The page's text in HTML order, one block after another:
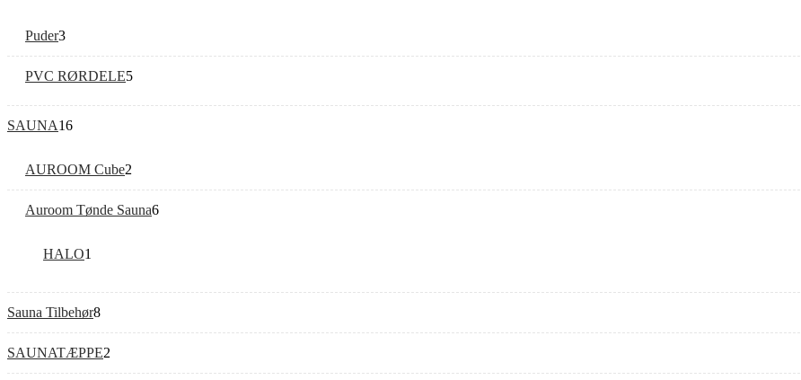
Puder3
PVC RØRDELE5
SAUNA16
AUROOM Cube2
Auroom Tønde Sauna6
HALO1
Sauna Tilbehør8
SAUNATÆPPE2